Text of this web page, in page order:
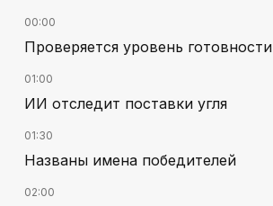
00:00
Проверяется уровень готовности
01:00
ИИ отследит поставки угля
01:30
Названы имена победителей
02:00